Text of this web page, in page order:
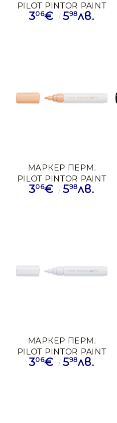
PILOT PINTOR PAINT
1.4-4.5ММ ЛЛВ
306€ 598лв.
МАРКЕР ПЕРМ.
PILOT PINTOR PAINT
1.4-4.5ММ БЖВ
306€ 598лв.
МАРКЕР ПЕРМ.
PILOT PINTOR PAINT
1.4-4.5ММ БЯЛ
306€ 598лв.